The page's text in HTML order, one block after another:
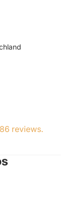
reviews.